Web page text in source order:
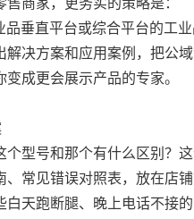
垂直平台或综合平台的工
决方案和应用案例，把公域
成更会展示产品的专家。
型号和那个有什么区别？
常见错误对照表，放在店
天跑断腿、晚上电话不接的